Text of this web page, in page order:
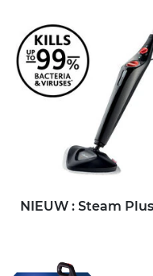
NIEUW : Steam Plus